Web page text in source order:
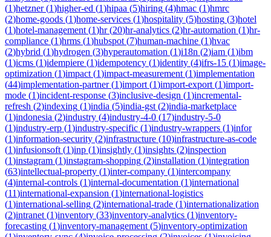
(1)hetzner(1)higher-ed (1)hipaa (5)hiring (4)hmac (1)hmrc
(2)home-goods (1)home-services (1)hospitality (5)hosting (3)hotel
(1)hotel-management (1)hr(20)hr-analytics (2)hr-automation (1)hr-
compliance (1)hrms (1)hubspot (7)human-machine (1)hvac
(2)hybrid (1)hydrogen (3)hyperautomation (1)i18n (2)iam (1)ibm
(1)icms (1)idempiere (1)idempotency (1)identity (4)ifrs-15 (1)image-
optimization (1)impact (1)impact-measurement (1)implementation
(44)implementation-partner(1)import (1)import-export (1)import-
mode (1)incident-response (3)inclusive-design (1)incremental-
refresh (2)indexing (1)india (5)india-gst (2)india-marketplace
(1)indonesia (2)industry (4)industry-4-0 (17)industry-5-0
(1)industry-erp (1)industry-specific (1)industry-wrappers (1)infor
(1)information-security (2)infrastructure (10)infrastructure-as-code
(1)infusionsoft (1)inp (1)insightly (1)insights (2)inspection
(1)instagram (1)instagram-shopping (2)installation (1)integration
(63)intellectual-property (1)inter-company (1)intercompany
(4)internal-controls (1)internal-documentation (1)international
(11)international-expansion (1)international-logistics
(1)international-selling (2)international-trade (1)internationalization
(2)intranet (1)inventory (33)inventory-analytics (1)inventory-
forecasting (1)inventory-management (5)inventory-optimization